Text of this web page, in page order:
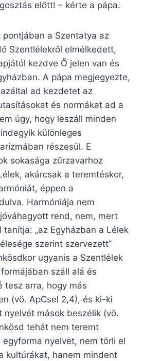
előtt! – kérte a pápa.
pontjában a Szentatya az
Szentlélekről elmélkedett,
kezdve Ő jelen van és
A pápa megjegyezte,
ad kezdetet az
és normákat ad a
úgy, hogy leszáll minden
különleges
részesül. E
sokasága zűrzavarhoz
akárcsak a teremtéskor,
éppen a
Harmóniája nem
rend, nem, mert
tanítja: „az Egyházban a Lélek
szerint szervezett”
ugyanis a Szentlélek
száll alá és
tesz arra, hogy más
(vö. ApCsel 2,4), és ki-ki
nyelvét mások beszélik (vö.
tehát nem teremt
nyelvet, nem törli el
kultúrákat, hanem mindent